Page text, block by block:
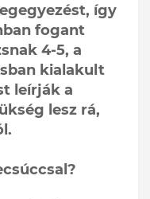
így
fogant
4-5, a
kialakult
leírják a
lesz rá,